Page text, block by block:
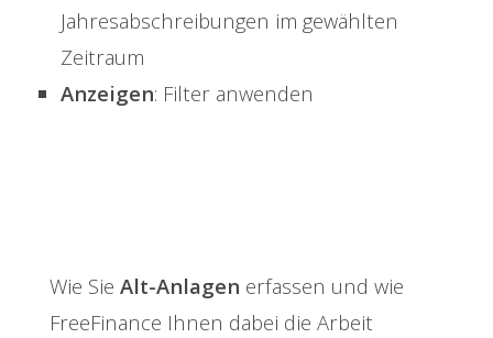
Jahresabschreibungen im gewählten
Zeitraum
Anzeigen: Filter anwenden
Wie Sie Alt-Anlagen erfassen und wie
FreeFinance Ihnen dabei die Arbeit